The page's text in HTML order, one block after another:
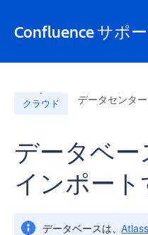
Confluence サポ
クラウド データセンター
データベ
インポート
データベースは、